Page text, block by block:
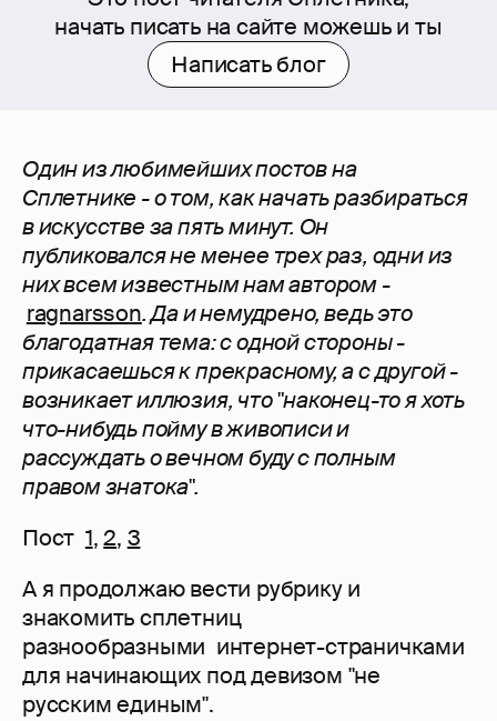
начать писать на сайте можешь и ты
Написать блог
Один из любимейших постов на
Сплетнике - о том, как начать разбираться
в искусстве за пять минут. Он
публиковался не менее трех раз, одни из
них всем известным нам автором -
rаgnarsson. Да и немудрено, ведь это
благодатная тема: с одной стороны -
прикасаешься к прекрасному, а с другой -
возникает иллюзия, что "наконец-то я хоть
что-нибудь пойму в живописи и
рассуждать о вечном буду с полным
правом знатока".
Пост 1,2, 3
А я продолжаю вести рубрику и
знакомить сплетниц
разнообразными интернет-страничками
для начинающих под девизом "не
русским единым".